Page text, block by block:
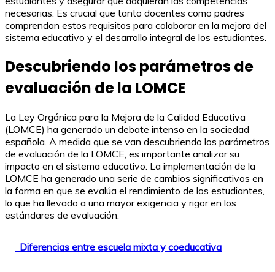
necesarias. Es crucial que tanto docentes como padres
comprendan estos requisitos para colaborar en la mejora del
sistema educativo y el desarrollo integral de los estudiantes.
Descubriendo los parámetros de
evaluación de la LOMCE
La Ley Orgánica para la Mejora de la Calidad Educativa
(LOMCE) ha generado un debate intenso en la sociedad
española. A medida que se van descubriendo los parámetros
de evaluación de la LOMCE, es importante analizar su
impacto en el sistema educativo. La implementación de la
LOMCE ha generado una serie de cambios significativos en
la forma en que se evalúa el rendimiento de los estudiantes,
lo que ha llevado a una mayor exigencia y rigor en los
estándares de evaluación.
Diferencias entre escuela mixta y coeducativa